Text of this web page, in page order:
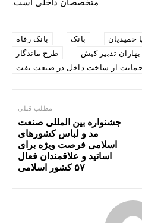
متخصصان داخلی است.
حمیدیان بانک
بانک رفاه
بهاران تدبیر کیش
طرح ماندگار
حمایت از ساخت داخل در صنعت نفت
مطلب قبلی
جشنواره بین المللی صنعت
مد و لباس کشورهای
اسلامی فرصت ویژه برای
اساتید و علاقمندان فعال
۵۷ کشور اسلامی